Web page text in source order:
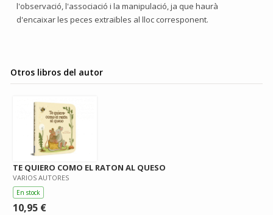
l'observació, l'associació i la manipulació, ja que haurà
d'encaixar les peces extraïbles al lloc corresponent.
Otros libros del autor
TE QUIERO COMO EL RATON AL QUESO
VARIOS AUTORES
En stock
10,95 €